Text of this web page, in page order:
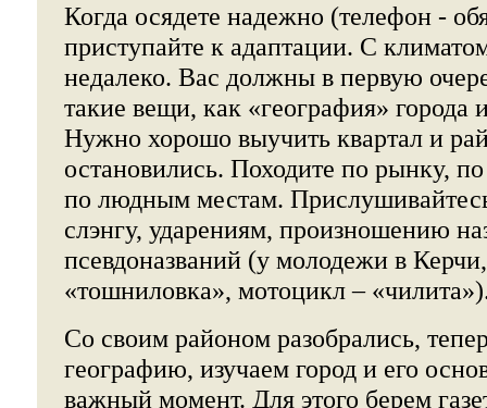
Когда осядете надежно (телефон -
приступайте к адаптации. С
недалеко. Вас должны в первую
такие вещи, как «география» города
Нужно хорошо выучить квартал и
остановились. Походите по рынку,
по людным местам.
слэнгу, ударениям, произношению
псевдоназваний (у молодежи в
«тошниловка», мотоцикл –
Со своим районом разобрались,
географию, изучаем город и его
важный момент. Для этого берем